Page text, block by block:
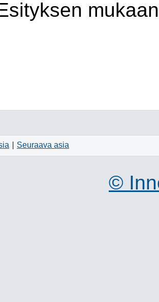
Seuraava asia
©